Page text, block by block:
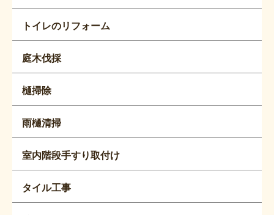
トイレのリフォーム
庭木伐採
樋掃除
雨樋清掃
室内階段手すり取付け
タイル工事